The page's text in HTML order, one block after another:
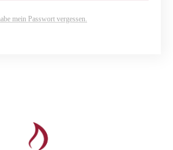
mein Passwort vergessen.